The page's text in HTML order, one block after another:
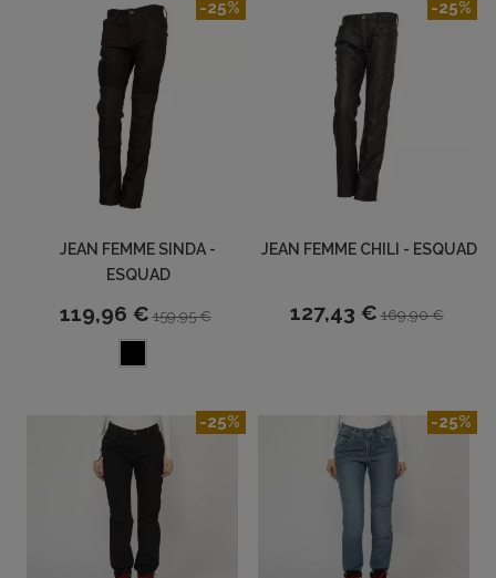
JEAN FEMME SINDA -
ESQUAD
119,96 € 159,95 €
-25%
JEAN FEMME CHILI - ESQUAD
127,43 € 169,90 €
-25%
-25% -25%